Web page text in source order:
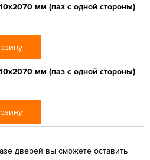
мм (паз с одной стороны)
мм (паз с одной стороны)
дверей вы сможете оставить